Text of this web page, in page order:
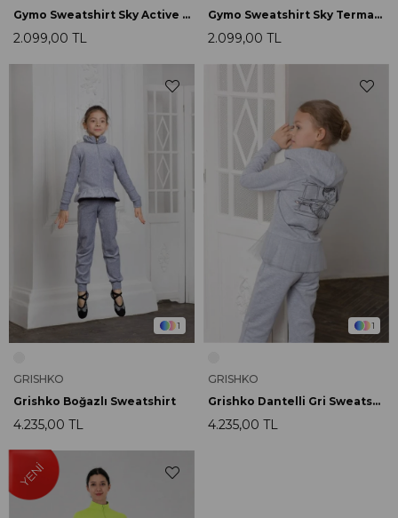
Gymo Sweatshirt Sky Active Siyah
2.099,00 TL
Gymo Sweatshirt Sky Termal Siyah
2.099,00 TL
1
GRISHKO
Grishko Boğazlı Sweatshirt
4.235,00 TL
1
GRISHKO
Grishko Dantelli Gri Sweatshirt
4.235,00 TL